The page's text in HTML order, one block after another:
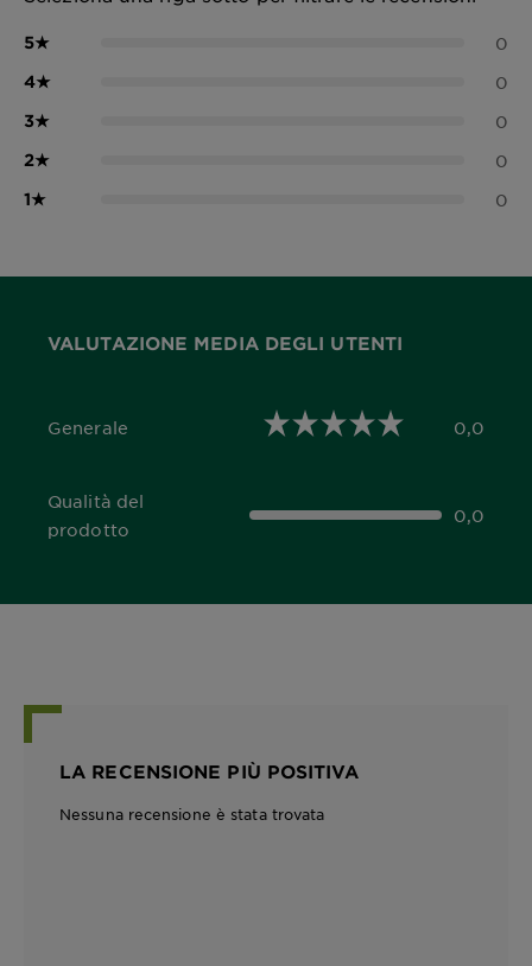
5★ 0
4★ 0
3★ 0
2★ 0
1★ 0
VALUTAZIONE MEDIA DEGLI UTENTI
Generale
0,0 out of 5 stars 0,0
Qualità del
prodotto
0,0 out of 5 stars 0,0
LA RECENSIONE PIÙ POSITIVA
Nessuna recensione è stata trovata